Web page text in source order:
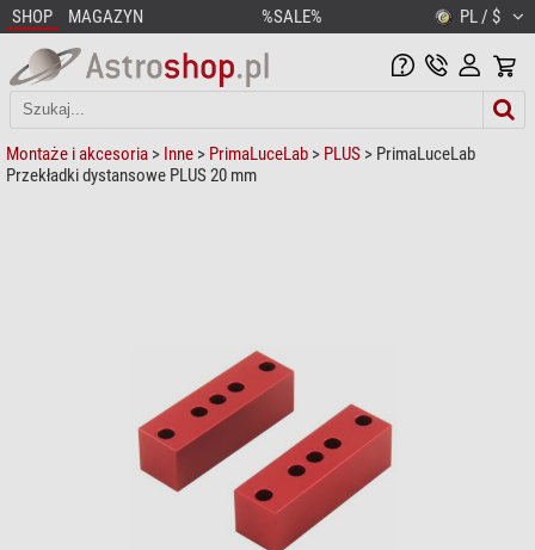
SHOP MAGAZYN %SALE% PL / $
Montaże i akcesoria > Inne > PrimaLuceLab > PLUS > PrimaLuceLab
Przekładki dystansowe PLUS 20 mm